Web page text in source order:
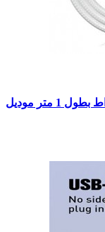
كابل لدنيو تايب سى الى يو اس بى بقدرة 25 واط بطول 1 متر موديل